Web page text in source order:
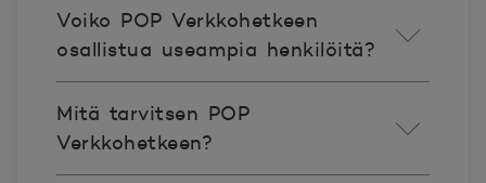
Voiko POP Verkkohetkeen
osallistua useampia henkilöitä?
Mitä tarvitsen POP
Verkkohetkeen?